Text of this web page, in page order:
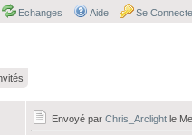
Echanges Aide Se
Envoyé par Chris_Arclight le